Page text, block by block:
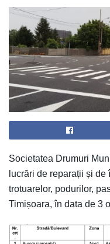
Societatea Drumuri
lucrări de reparații și
trotuarelor, podurilor,
Timișoara, în data de 3